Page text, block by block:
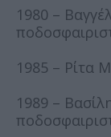
1980 –
1985 – Ρίτα
1989 –